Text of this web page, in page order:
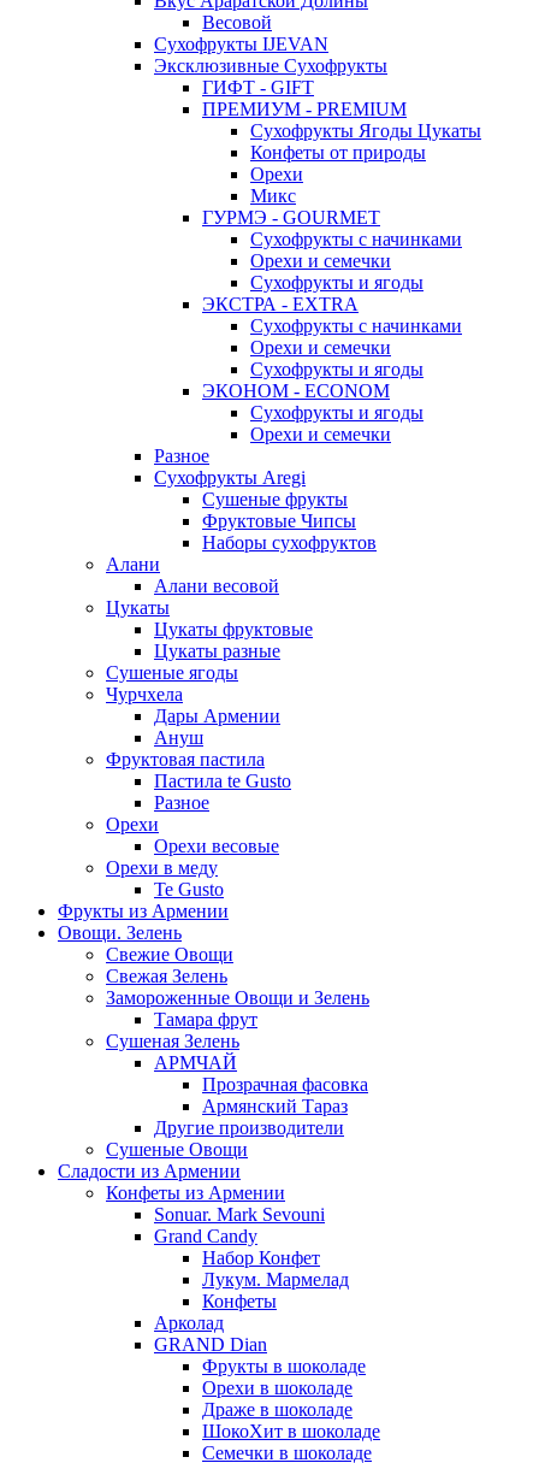
Весовой
Сухофрукты IJEVAN
Эксклюзивные Сухофрукты
ГИФТ - GIFT
ПРЕМИУМ - PREMIUM
Сухофрукты Ягоды Цукаты
Конфеты от природы
Орехи
Микс
ГУРМЭ - GOURMET
Сухофрукты с начинками
Орехи и семечки
Сухофрукты и ягоды
ЭКСТРА - EXTRA
Сухофрукты с начинками
Орехи и семечки
Сухофрукты и ягоды
ЭКОНОМ - ECONOM
Сухофрукты и ягоды
Орехи и семечки
Разное
Сухофрукты Aregi
Сушеные фрукты
Фруктовые Чипсы
Наборы сухофруктов
Алани
Алани весовой
Цукаты
Цукаты фруктовые
Цукаты разные
Сушеные ягоды
Чурчхела
Дары Армении
Ануш
Фруктовая пастила
Пастила te Gusto
Разное
Орехи
Орехи весовые
Орехи в меду
Te Gusto
Фрукты из Армении
Овощи. Зелень
Свежие Овощи
Свежая Зелень
Замороженные Овощи и Зелень
Тамара фрут
Сушеная Зелень
АРМЧАЙ
Прозрачная фасовка
Армянский Тараз
Другие производители
Сушеные Овощи
Сладости из Армении
Конфеты из Армении
Sonuar. Mark Sevouni
Grand Candy
Набор Конфет
Лукум. Мармелад
Конфеты
Арколад
GRAND Dian
Фрукты в шоколаде
Орехи в шоколаде
Драже в шоколаде
ШокоХит в шоколаде
Семечки в шоколаде